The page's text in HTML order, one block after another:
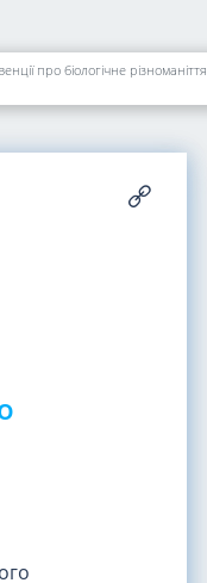
про біологічне різноманіття